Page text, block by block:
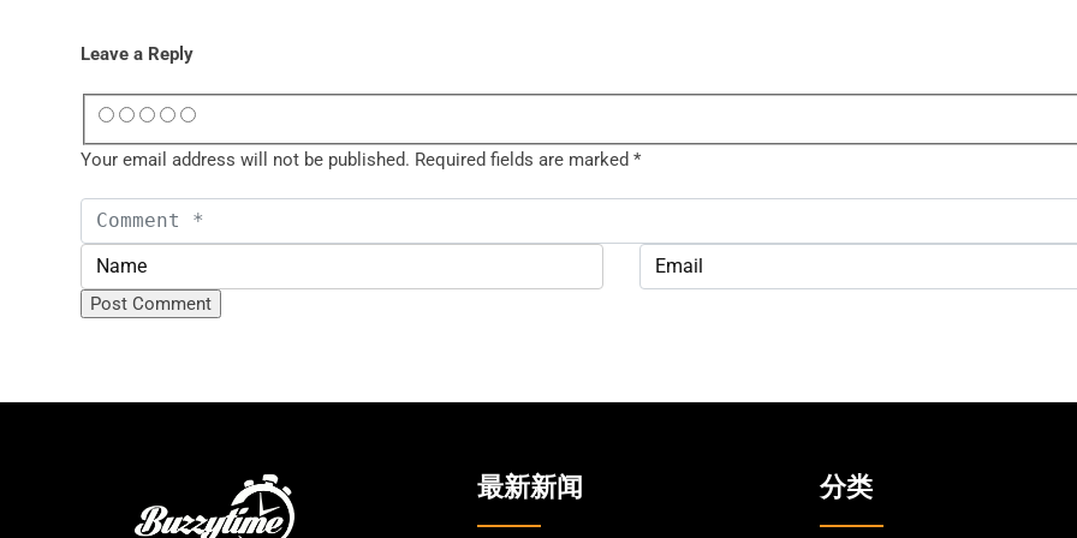
Leave a Reply
Your email address will not be published. Required fields are marked *
最新新闻 分类